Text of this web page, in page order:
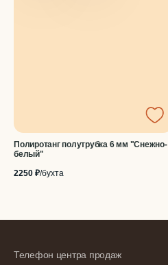
Полиротанг полутрубка 6 мм "Снежно-
белый"
2250 ₽/бухта
Телефон центра продаж